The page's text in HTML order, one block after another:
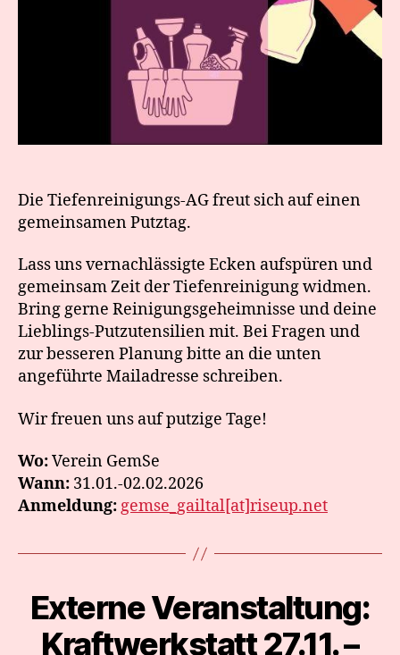
Die Tiefenreinigungs-AG freut sich auf einen
gemeinsamen Putztag.
Lass uns vernachlässigte Ecken aufspüren und
gemeinsam Zeit der Tiefenreinigung widmen.
Bring gerne Reinigungsgeheimnisse und deine
Lieblings-Putzutensilien mit. Bei Fragen und
zur besseren Planung bitte an die unten
angeführte Mailadresse schreiben.
Wir freuen uns auf putzige Tage!
Wo:Verein GemSe
Wann: 31.01.-02.02.2026
Anmeldung:gemse_gailtal[at]riseup.net
Categories
Externe Veranstaltung:
Kraftwerkstatt 27.11. –